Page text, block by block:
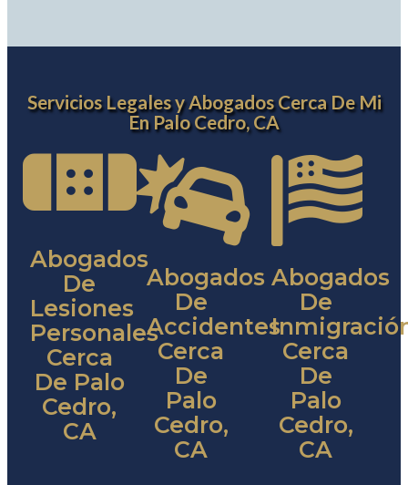
Servicios Legales y Abogados Cerca De Mi
En Palo Cedro, CA
Abogados
De
Lesiones
Personales
Cerca
De Palo
Cedro,
CA
Abogados
De
Accidentes
Cerca
De
Palo
Cedro,
CA
Abogados
De
Cerca
De
Palo
Cedro,
CA